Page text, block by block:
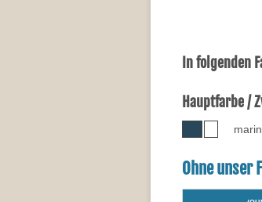
In folgenden
Hauptfarbe /
Ohne unser